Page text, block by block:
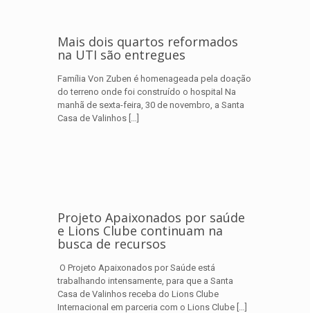
Mais dois quartos reformados
na UTI são entregues
Família Von Zuben é homenageada pela doação
do terreno onde foi construído o hospital Na
manhã de sexta-feira, 30 de novembro, a Santa
Casa de Valinhos […]
Projeto Apaixonados por saúde
e Lions Clube continuam na
busca de recursos
O Projeto Apaixonados por Saúde está
trabalhando intensamente, para que a Santa
Casa de Valinhos receba do Lions Clube
Internacional em parceria com o Lions Clube […]